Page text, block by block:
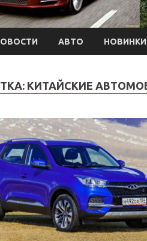
АВТО НОВИНКИ
КИТАЙСКИЕ